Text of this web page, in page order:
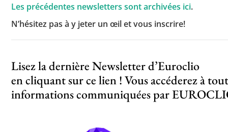
Concours scolaires
Conférences, tables rondes
Culture
Les précédentes newsletters sont archivées ici.
N’hésitez pas à y jeter un œil et vous inscrire!
Lisez la dernière Newsletter d’Euroclio
en cliquant sur ce lien! Vous accéderez à
informations communiquées par